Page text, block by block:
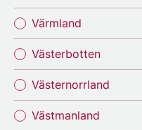
Värmland
Västerbotten
Västernorrland
Västmanland